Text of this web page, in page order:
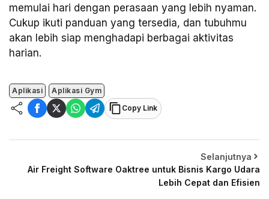
memulai hari dengan perasaan yang lebih nyaman.
Cukup ikuti panduan yang tersedia, dan tubuhmu
akan lebih siap menghadapi berbagai aktivitas
harian.
Aplikasi
Aplikasi Gym
Copy Link
Selanjutnya
Air Freight Software Oaktree untuk Bisnis Kargo Udara
Lebih Cepat dan Efisien